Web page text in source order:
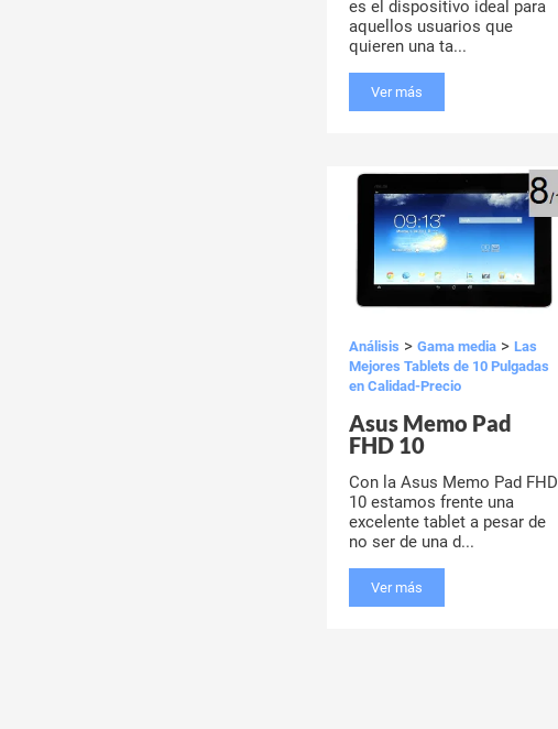
es el dispositivo ideal para
aquellos usuarios que
quieren una ta...
Ver más
Análisis > Gama media > Las
Mejores Tablets de 10 Pulgadas
en Calidad-Precio
Asus Memo Pad
FHD 10
Con la Asus Memo Pad FHD
10 estamos frente una
excelente tablet a pesar de
no ser de una d...
Ver más